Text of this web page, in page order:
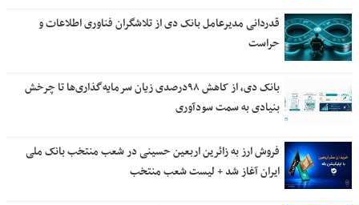
قدردانی مدیرعامل بانک دی از تلاشگران فناوری اطلاعات و
حراست
بانک دی، از کاهش ۹۸درصدی زیان سرمایه‌گذاری‌ها تا چرخش
بنیادی به سمت سودآوری
فروش ارز به زائرین اربعین حسینی در شعب منتخب بانک ملی
ایران آغاز شد + لیست شعب منتخب